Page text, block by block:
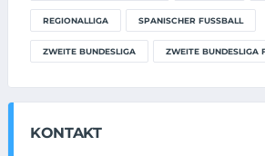
REGIONALLIGA SPANISCHER FUSSBALL
ZWEITE BUNDESLIGA ZWEITE BUNDESLIGA
KONTAKT